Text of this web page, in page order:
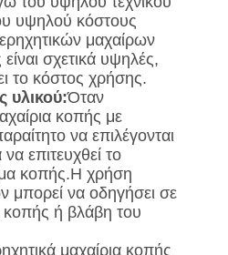
υψηλού κόστους
μαχαίρων
σχετικά υψηλές,
το κόστος χρήσης.
υλικού:Όταν
κοπής με
να επιλέγονται
επιτευχθεί το
κοπής.Η χρήση
μπορεί να οδηγήσει σε
ή βλάβη του
μαχαίρια κοπής